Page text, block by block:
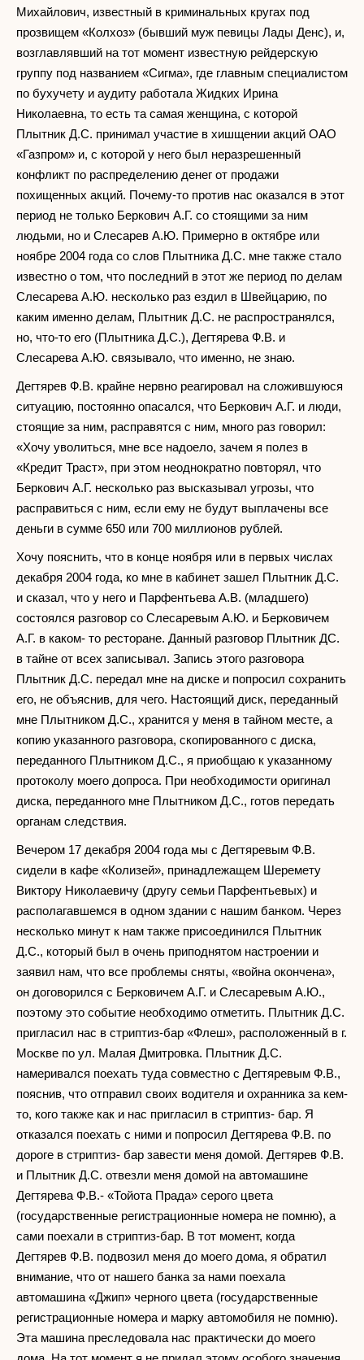
Михайлович, известный в криминальных кругах под
прозвищем «Колхоз» (бывший муж певицы Лады Денс), и,
возглавлявший на тот момент известную рейдерскую
группу под названием «Сигма», где главным специалистом
по бухучету и аудиту работала Жидких Ирина
Николаевна, то есть та самая женщина, с которой
Плытник Д.С. принимал участие в хишщении акций ОАО
«Газпром» и, с которой у него был неразрешенный
конфликт по распределению денег от продажи
похищенных акций. Почему-то против нас оказался в этот
период не только Беркович А.Г. со стоящими за ним
людьми, но и Слесарев А.Ю. Примерно в октябре или
ноябре 2004 года со слов Плытника Д.С. мне также стало
известно о том, что последний в этот же период по делам
Слесарева А.Ю. несколько раз ездил в Швейцарию, по
каким именно делам, Плытник Д.С. не распространялся,
но, что-то его (Плытника Д.С.), Дегтярева Ф.В. и
Слесарева А.Ю. связывало, что именно, не знаю.
Дегтярев Ф.В. крайне нервно реагировал на сложившуюся
ситуацию, постоянно опасался, что Беркович А.Г. и люди,
стоящие за ним, расправятся с ним, много раз говорил:
«Хочу уволиться, мне все надоело, зачем я полез в
«Кредит Траст», при этом неоднократно повторял, что
Беркович А.Г. несколько раз высказывал угрозы, что
расправиться с ним, если ему не будут выплачены все
деньги в сумме 650 или 700 миллионов рублей.
Хочу пояснить, что в конце ноября или в первых числах
декабря 2004 года, ко мне в кабинет зашел Плытник Д.С.
и сказал, что у него и Парфентьева А.В. (младшего)
состоялся разговор со Слесаревым А.Ю. и Берковичем
А.Г. в каком- то ресторане. Данный разговор Плытник ДС.
в тайне от всех записывал. Запись этого разговора
Плытник Д.С. передал мне на диске и попросил сохранить
его, не объяснив, для чего. Настоящий диск, переданный
мне Плытником Д.С., хранится у меня в тайном месте, а
копию указанного разговора, скопированного с диска,
переданного Плытником Д.С., я приобщаю к указанному
протоколу моего допроса. При необходимости оригинал
диска, переданного мне Плытником Д.С., готов передать
органам следствия.
Вечером 17 декабря 2004 года мы с Дегтяревым Ф.В.
сидели в кафе «Колизей», принадлежащем Шеремету
Виктору Николаевичу (другу семьи Парфентьевых) и
располагавшемся в одном здании с нашим банком. Через
несколько минут к нам также присоединился Плытник
Д.С., который был в очень приподнятом настроении и
заявил нам, что все проблемы сняты, «война окончена»,
он договорился с Берковичем А.Г. и Слесаревым А.Ю.,
поэтому это событие необходимо отметить. Плытник Д.С.
пригласил нас в стриптиз-бар «Флеш», расположенный в г.
Москве по ул. Малая Дмитровка. Плытник Д.С.
намеривался поехать туда совместно с Дегтяревым Ф.В.,
пояснив, что отправил своих водителя и охранника за кем-
то, кого также как и нас пригласил в стриптиз- бар. Я
отказался поехать с ними и попросил Дегтярева Ф.В. по
дороге в стриптиз- бар завести меня домой. Дегтярев Ф.В.
и Плытник Д.С. отвезли меня домой на автомашине
Дегтярева Ф.В.- «Тойота Прада» серого цвета
(государственные регистрационные номера не помню), а
сами поехали в стриптиз-бар. В тот момент, когда
Дегтярев Ф.В. подвозил меня до моего дома, я обратил
внимание, что от нашего банка за нами поехала
автомашина «Джип» черного цвета (государственные
регистрационные номера и марку автомобиля не помню).
Эта машина преследовала нас практически до моего